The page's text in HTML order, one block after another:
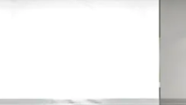
Exclusiva